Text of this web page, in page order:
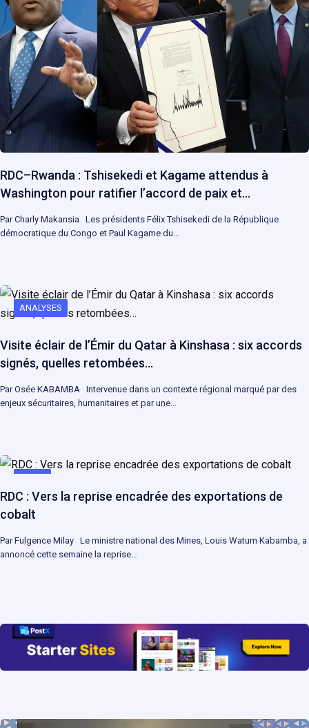
RDC–Rwanda : Tshisekedi et Kagame attendus à
Washington pour ratifier l’accord de paix et…
Par Charly Makansia Les présidents Félix Tshisekedi de la République
démocratique du Congo et Paul Kagame du…
ANALYSES
Visite éclair de l’Émir du Qatar à Kinshasa : six accords
signés, quelles retombées…
Par Osée KABAMBA Intervenue dans un contexte régional marqué par des
enjeux sécuritaires, humanitaires et par une…
MINES
RDC : Vers la reprise encadrée des exportations de
cobalt
Par Fulgence Milay Le ministre national des Mines, Louis Watum Kabamba, a
annoncé cette semaine la reprise…